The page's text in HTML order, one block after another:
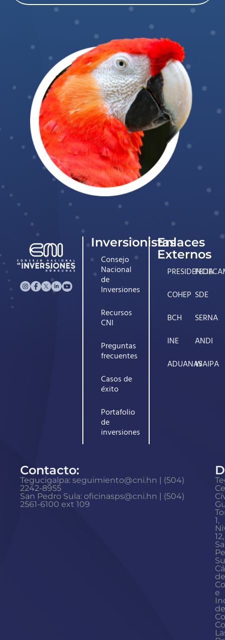
Inversionistas
Consejo
Nacional
de
Inversiones
Recursos
CNI
Preguntas
frecuentes
Casos de
éxito
Portafolio
de
inversiones
Enlaces
Externos
PRESIDENCIA
COHEP
BCH
INE
ADUANAS
SDE
SERNA
ANDI
WAIPA
Contacto:
Tegucigalpa: seguimiento@cni.hn | (504)
2242-8955
San Pedro Sula: oficinasps@cni.hn | (504)
2561-6100 ext 109
1,
12,
de
e
de